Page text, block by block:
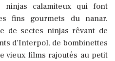
calamiteux qui font
fins gourmets du nanar.
de sectes ninjas rêvant de
d’Interpol, de bombinettes
vieux films rajoutés au petit